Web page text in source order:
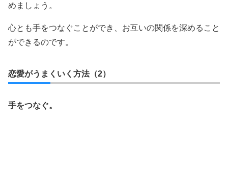
めましょう。
心とも手をつなぐことができ、お互いの関係を深めること
ができるのです。
恋愛がうまくいく方法（2）
手をつなぐ。